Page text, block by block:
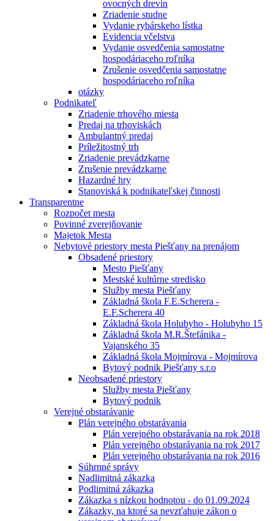
ovocných drevín
Zriadenie studne
Vydanie rybárskeho lístka
Evidencia včelstva
Vydanie osvedčenia samostatne
hospodáriaceho roľníka
Zrušenie osvedčenia samostatne
hospodáriaceho roľníka
otázky
Podnikateľ
Zriadenie trhového miesta
Predaj na trhoviskách
Ambulantný predaj
Príležitostný trh
Zriadenie prevádzkarne
Zrušenie prevádzkarne
Hazardné hry
Stanoviská k podnikateľskej činnosti
Transparentne
Rozpočet mesta
Povinné zverejňovanie
Majetok Mesta
Nebytové priestory mesta Piešťany na prenájom
Obsadené priestory
Mesto Piešťany
Mestské kultúrne stredisko
Služby mesta Piešťany
Základná škola F.E.Scherera -
E.F.Scherera 40
Základná škola Holubyho - Holubyho 15
Základná škola M.R.Štefánika -
Vajanského 35
Základná škola Mojmírova - Mojmírova
Bytový podnik Piešťany s.r.o
Neobsadené priestory
Služby mesta Piešťany
Bytový podnik
Verejné obstarávanie
Plán verejného obstarávania
Plán verejného obstarávania na rok 2018
Plán verejného obstarávania na rok 2017
Plán verejného obstarávania na rok 2016
Súhrnné správy
Nadlimitná zákazka
Podlimitná zákazka
Zákazka s nízkou hodnotou - do 01.09.2024
Zákazky, na ktoré sa nevzťahuje zákon o